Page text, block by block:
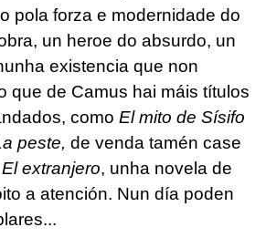
pola forza e modernidade do
un heroe do absurdo, un
existencia que non
que de Camus hai máis títulos
como El mito de Sísifo
peste, de venda tamén case
El extranjero, unha novela de
a atención. Nun día poden